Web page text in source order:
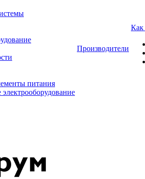
питания
Производители
Как